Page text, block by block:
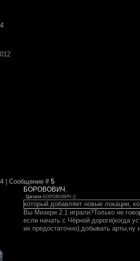
| Сообщение # 5
БОРОВОВИЧ ,
Цитата БОРОВОВИЧ ()
который добавляет новые локации,
Вы Мизери 2.1 играли?Только не
если начать с Чёрной дороги(когда
их предостаточно),добывать